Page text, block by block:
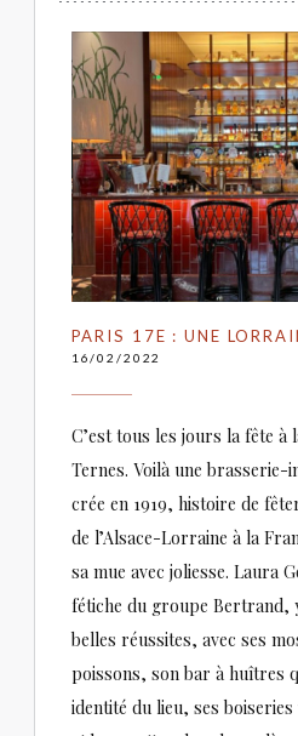
PARIS 17E : UNE
16/02/2022
C’est tous les jours la fête à
Ternes. Voilà une
crée en 1919, histoire de
de l’Alsace-Lorraine à la
sa mue avec joliesse. Laura
fétiche du groupe Bertrand,
belles réussites, avec ses
poissons, son bar à huîtres
identité du lieu, ses